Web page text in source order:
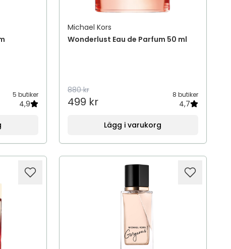
5 butiker
4,9
Michael Kors
Wonderlust Eau de Parfum 50 ml
880 kr
499 kr
8 butiker
4,7
Lägg i varukorg